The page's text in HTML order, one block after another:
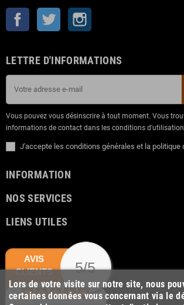
Facebook Twitter
LETTRE D'INFORMATIONS
Vous pouvez vous désinscrire à tout moment. Vous
informations de contact dans les conditions
J'accepte les conditions générales et la politique
INFORMATION
NOS SERVICES
LIENS UTILES
Lors de votre visite sur notre site, nous
certaines données vous concernant via le
AVIS
CLIENTS
5/5